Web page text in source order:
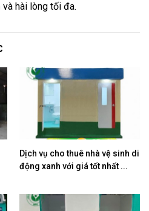
hài lòng tối đa.
Dịch vụ cho thuê nhà vệ sinh di
động xanh với giá tốt nhất ...